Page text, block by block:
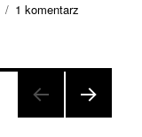
1 komentarz
tekstu
Słowa
z